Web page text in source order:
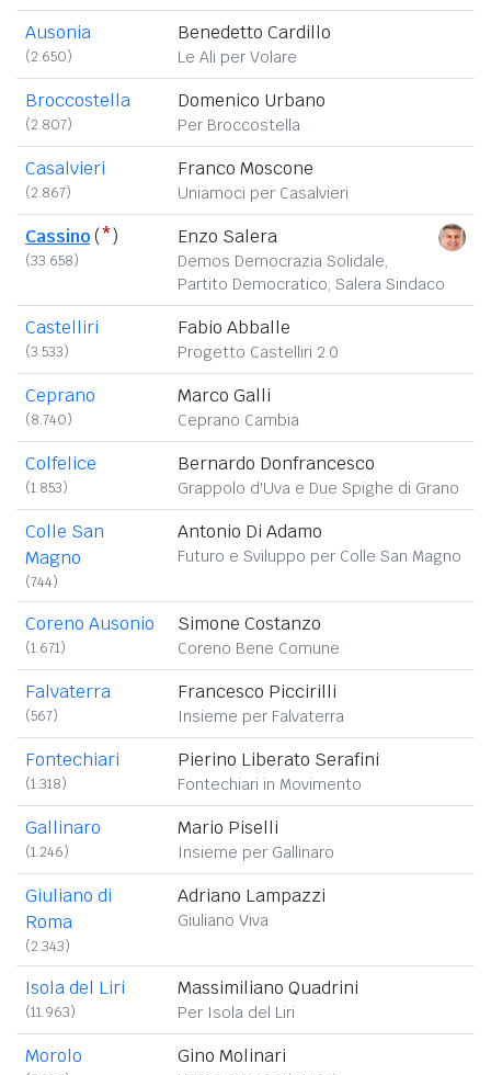
Ausonia
(2.650)
Benedetto Cardillo
Le Ali per Volare
Broccostella
(2.807)
Domenico Urbano
Per Broccostella
Casalvieri
(2.867)
Franco Moscone
Uniamoci per Casalvieri
Cassino(*)
(33.658)
Enzo Salera
Demos Democrazia Solidale,
Partito Democratico, Salera Sindaco
Castelliri
(3.533)
Fabio Abballe
Progetto Castelliri 2.0
Ceprano
(8.740)
Marco Galli
Ceprano Cambia
Colfelice
(1.853)
Bernardo Donfrancesco
Grappolo d'Uva e Due Spighe di Grano
Colle San
Magno
(744)
Antonio Di Adamo
Futuro e Sviluppo per Colle San Magno
Coreno Ausonio
(1.671)
Simone Costanzo
Coreno Bene Comune
Falvaterra
(567)
Francesco Piccirilli
Insieme per Falvaterra
Fontechiari
(1.318)
Pierino Liberato Serafini
Fontechiari in Movimento
Gallinaro
(1.246)
Mario Piselli
Insieme per Gallinaro
Giuliano di
Roma
(2.343)
Adriano Lampazzi
Giuliano Viva
Isola del Liri
(11.963)
Massimiliano Quadrini
Per Isola del Liri
Morolo Gino Molinari